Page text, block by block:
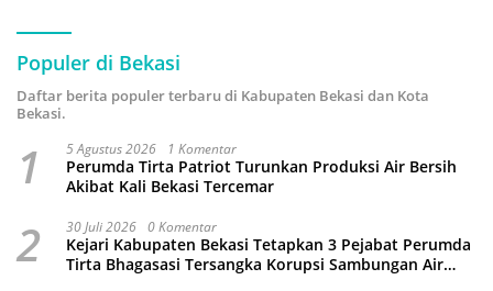
Populer di Bekasi
Daftar berita populer terbaru di Kabupaten Bekasi dan Kota
Bekasi.
1 5 Agustus 2026 1 Komentar
Perumda Tirta Patriot Turunkan Produksi Air Bersih
Akibat Kali Bekasi Tercemar
2 30 Juli 2026 0 Komentar
Kejari Kabupaten Bekasi Tetapkan 3 Pejabat Perumda
Tirta Bhagasasi Tersangka Korupsi Sambungan Air